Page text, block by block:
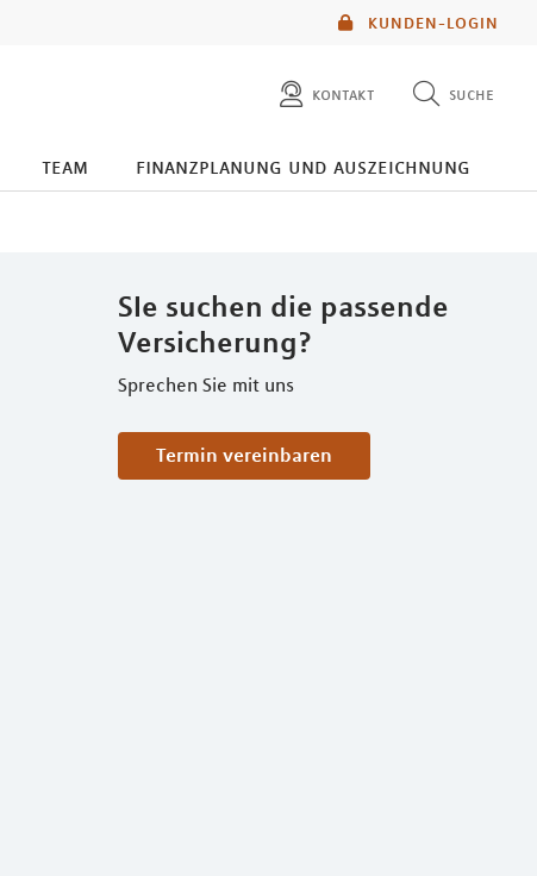
KUNDEN-LOGIN
kontakt suche
diese website durchsuchen
team finanzplanung und auszeichnung
SIe suchen die passende
Versicherung?
Sprechen Sie mit uns
Termin vereinbaren